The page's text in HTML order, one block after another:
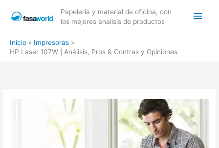
Papeleria y material de oficina, con
los mejores analisis de productos
Inicio
Impresoras
HP Laser 107W | Análisis, Pros & Contras y Opiniones